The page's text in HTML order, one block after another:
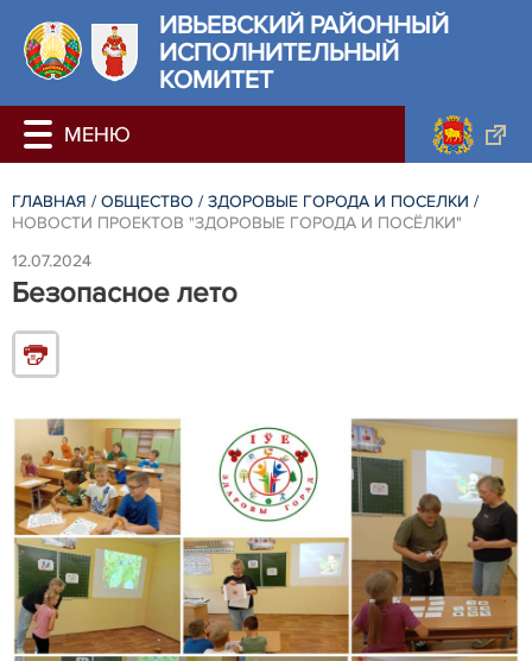
ИВЬЕВСКИЙ РАЙОННЫЙ
ИСПОЛНИТЕЛЬНЫЙ
КОМИТЕТ
ГЛАВНАЯ / ОБЩЕСТВО / ЗДОРОВЫЕ ГОРОДА И ПОСЕЛКИ /
НОВОСТИ ПРОЕКТОВ "ЗДОРОВЫЕ ГОРОДА И ПОСЁЛКИ"
12.07.2024
Безопасное лето